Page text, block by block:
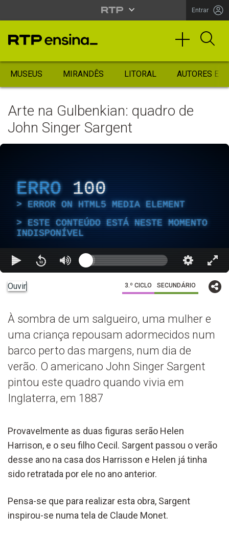
Entrar
MUSEUS MIRANDÊS LITORAL AUTORES
Arte na Gulbenkian: quadro de
John Singer Sargent
ERRO 100
ERROR ON HTML5 MEDIA ELEMENT
ESTE CONTEÚDO ESTÁ NESTE MOMENTO
INDISPONÍVEL
Ouvir 3.º CICLO SECUNDÁRIO
À sombra de um salgueiro, uma mulher e
uma criança repousam adormecidos num
barco perto das margens, num dia de
verão. O americano John Singer Sargent
pintou este quadro quando vivia em
Inglaterra, em 1887
Provavelmente as duas figuras serão Helen
Harrison, e o seu filho Cecil. Sargent passou o verão
desse ano na casa dos Harrisson e Helen já tinha
sido retratada por ele no ano anterior.
Pensa-se que para realizar esta obra, Sargent
inspirou-se numa tela de Claude Monet.